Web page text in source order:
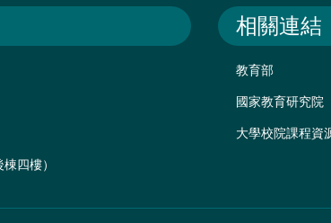
四樓）
相關連結
教育部
國家教育研究院
大學校院課程資